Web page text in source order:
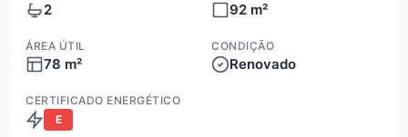
2 92 m²
ÁREA ÚTIL
78 m²
CONDIÇÃO
Renovado
CERTIFICADO ENERGÉTICO
E